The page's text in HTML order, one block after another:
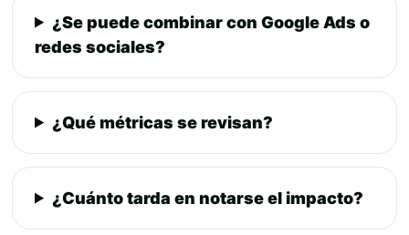
¿Se puede combinar con Google Ads o
redes sociales?
¿Qué métricas se revisan?
¿Cuánto tarda en notarse el impacto?